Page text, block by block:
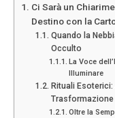
Ci Sarà un
Destino con la
Quando la
Occulto
La Voce
Illuminare
Rituali
Trasformazione
Oltre la